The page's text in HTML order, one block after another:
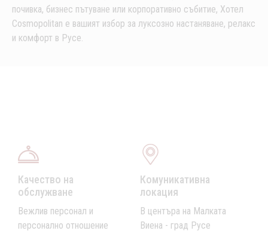
почивка, бизнес пътуване или корпоративно събитие, Хотел
Cosmopolitan е вашият избор за луксозно настаняване, релакс
и комфорт в Русе.
Качество на
обслужване
Вежлив персонал и
персонално отношение
Комуникативна
локация
В центъра на Малката
Виена - град Русе